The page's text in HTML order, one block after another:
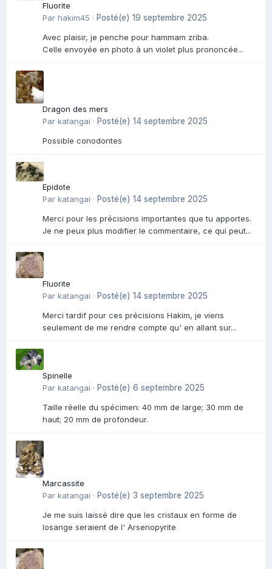
Fluorite
Par hakim45 · Posté(e) 19 septembre 2025
Avec plaisir, je penche pour hammam zriba.
Celle envoyée en photo à un violet plus prononcée...
Dragon des mers
Par katangai · Posté(e) 14 septembre 2025
Possible conodontes
Epidote
Par katangai · Posté(e) 14 septembre 2025
Merci pour les précisions importantes que tu apportes.
Je ne peux plus modifier le commentaire, ce qui peut...
Fluorite
Par katangai · Posté(e) 14 septembre 2025
Merci tardif pour ces précisions Hakim, je viens
seulement de me rendre compte qu' en allant sur...
Spinelle
Par katangai · Posté(e) 6 septembre 2025
Taille réelle du spécimen: 40 mm de large; 30 mm de
haut; 20 mm de profondeur.
Marcassite
Par katangai · Posté(e) 3 septembre 2025
Je me suis laissé dire que les cristaux en forme de
losange seraient de l' Arsenopyrite